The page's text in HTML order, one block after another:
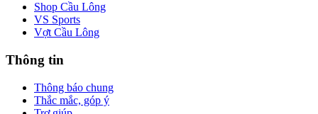
Shop Cầu Lông
VS Sports
Vợt Cầu Lông
Thông tin
Thông báo chung
Thắc mắc, góp ý